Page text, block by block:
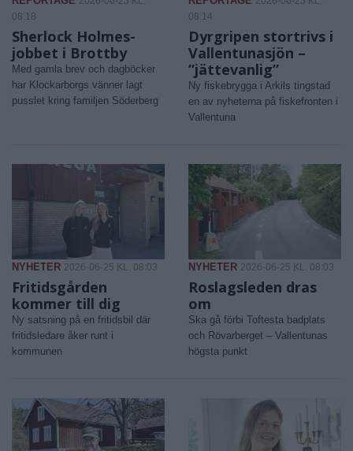
08:18
Sherlock Holmes-
jobbet i Brottby
Med gamla brev och dagböcker
har Klockarborgs vänner lagt
pusslet kring familjen Söderberg
08:14
Dyrgripen stortrivs i
Vallentunasjön –
”jättevanlig”
Ny fiskebrygga i Arkils tingstad
en av nyheterna på fiskefronten i
Vallentuna
NYHETER 2026-06-25 KL. 08:03
Fritidsgården
kommer till dig
Ny satsning på en fritidsbil där
fritidsledare åker runt i
kommunen
NYHETER 2026-06-25 KL. 08:03
Roslagsleden dras
om
Ska gå förbi Toftesta badplats
och Rövarberget – Vallentunas
högsta punkt